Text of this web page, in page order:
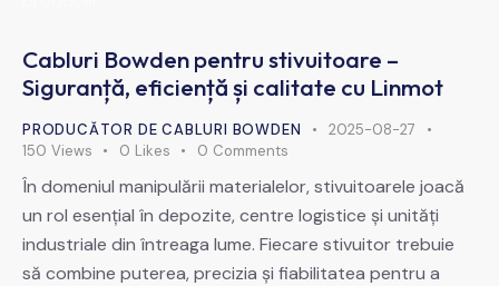
Cabluri Bowden pentru stivuitoare –
Siguranță, eficiență și calitate cu Linmot
PRODUCĂTOR DE CABLURI BOWDEN
2025-08-27
150 Views 0 Likes 0 Comments
În domeniul manipulării materialelor, stivuitoarele joacă
un rol esențial în depozite, centre logistice și unități
industriale din întreaga lume. Fiecare stivuitor trebuie
să combine puterea, precizia și fiabilitatea pentru a